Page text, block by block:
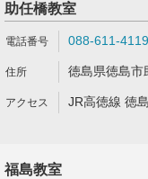
助任橋教室
088-611-4119
徳島県徳島市
JR高徳線 徳
福島教室